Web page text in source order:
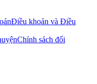
Điều khoản và Điều
Chính sách đổi